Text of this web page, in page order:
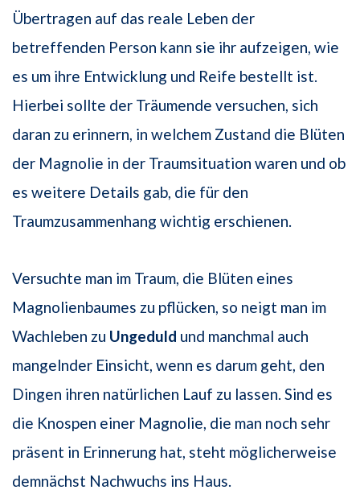
Übertragen auf das reale Leben der
betreffenden Person kann sie ihr aufzeigen, wie
es um ihre Entwicklung und Reife bestellt ist.
Hierbei sollte der Träumende versuchen, sich
daran zu erinnern, in welchem Zustand die Blüten
der Magnolie in der Traumsituation waren und ob
es weitere Details gab, die für den
Traumzusammenhang wichtig erschienen.
Versuchte man im Traum, die Blüten eines
Magnolienbaumes zu pflücken, so neigt man im
Wachleben zu Ungeduld und manchmal auch
mangelnder Einsicht, wenn es darum geht, den
Dingen ihren natürlichen Lauf zu lassen. Sind es
die Knospen einer Magnolie, die man noch sehr
präsent in Erinnerung hat, steht möglicherweise
demnächst Nachwuchs ins Haus.